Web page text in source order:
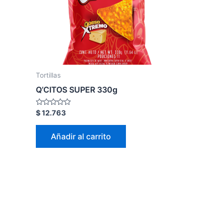
Tortillas
Q’CITOS SUPER 330g
Valorado
en
0
$12.763
Añadir al carrito